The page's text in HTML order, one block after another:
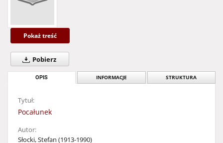
Pokaż treść
Pobierz
OPIS INFORMACJE STRUKTURA
Tytuł:
Pocałunek
Autor:
Słocki, Stefan (1913-1990)